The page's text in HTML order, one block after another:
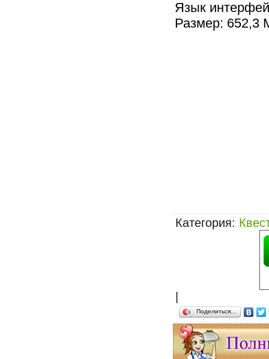
Язык
Размер: 652,3
Категория:
Поделиться…